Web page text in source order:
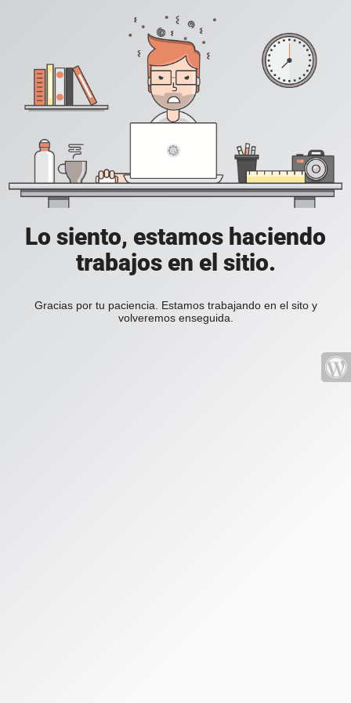
Lo siento, estamos haciendo
trabajos en el sitio.
Gracias por tu paciencia. Estamos trabajando en el sito y
volveremos enseguida.